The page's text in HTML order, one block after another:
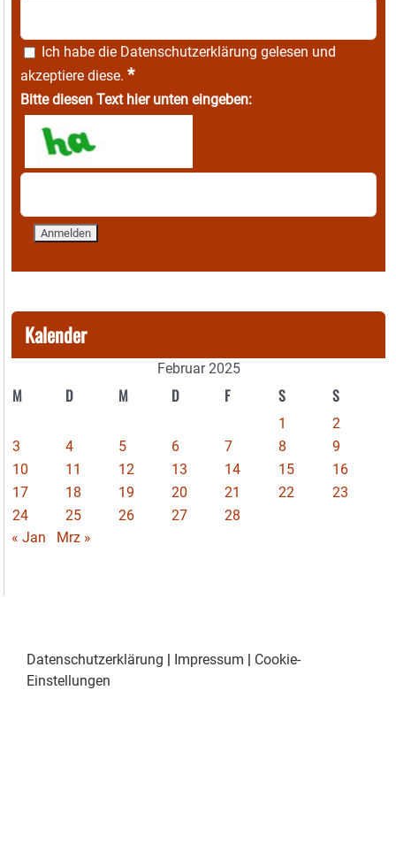
Ich habe die Datenschutzerklärung gelesen und
akzeptiere diese. *
Bitte diesen Text hier unten eingeben:
Kalender
Februar 2025
M D M D F S S
1
2
3
4 5 6 7 8
9
10
11 12 13 14 15
16
17
18 19 20 21 22
23
24
25 26 27
28
« Jan
Mrz »
Datenschutzerklärung Impressum
Cookie-
Einstellungen